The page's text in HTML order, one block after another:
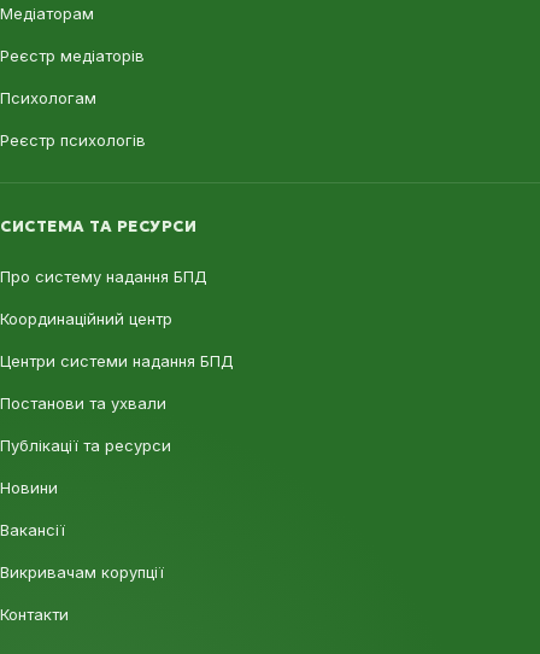
Медіаторам
Реєстр медіаторів
Психологам
Реєстр психологів
СИСТЕМА ТА РЕСУРСИ
Про систему надання БПД
Координаційний центр
Центри системи надання БПД
Постанови та ухвали
Публікації та ресурси
Новини
Вакансії
Викривачам корупції
Контакти